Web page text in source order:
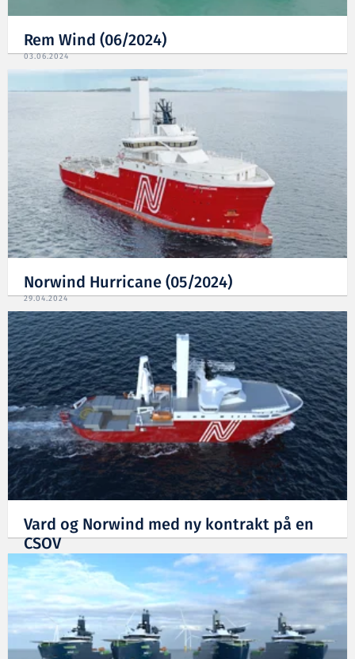
Rem Wind (06/2024)
03.06.2024
Norwind Hurricane (05/2024)
29.04.2024
Vard og Norwind med ny kontrakt på en
CSOV
08.03.2024